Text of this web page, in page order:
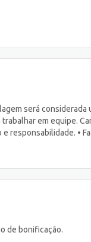
será
em equipe.
responsabilidade. •
de bonificação.